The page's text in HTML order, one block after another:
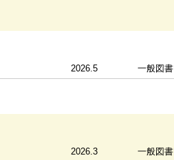
2026.5 一般図書
2026.3 一般図書